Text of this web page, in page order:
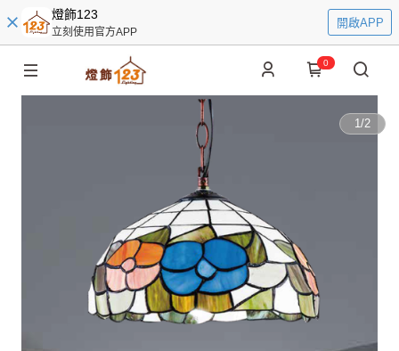
燈飾123
立刻使用官方APP
開啟APP
0
1/2